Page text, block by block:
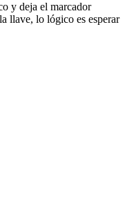
y deja el marcador
llave, lo lógico es esperar